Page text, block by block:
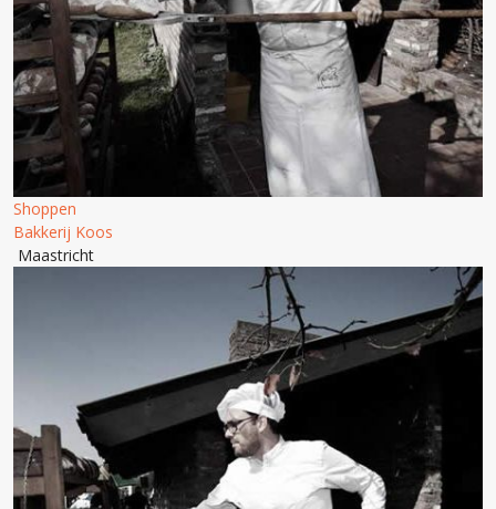
Shoppen
Bakkerij Koos
Maastricht